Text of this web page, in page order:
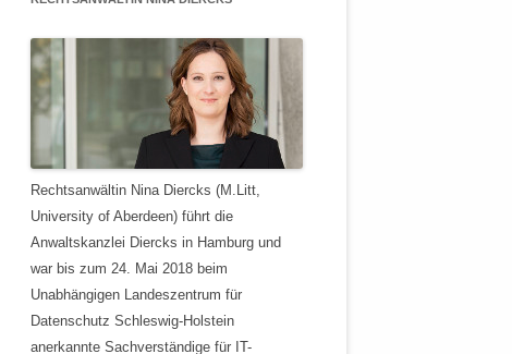
Rechtsanwältin Nina Diercks (M.Litt,
University of Aberdeen) führt die
Anwaltskanzlei Diercks in Hamburg und
war bis zum 24. Mai 2018 beim
Unabhängigen Landeszentrum für
Datenschutz Schleswig-Holstein
anerkannte Sachverständige für IT-